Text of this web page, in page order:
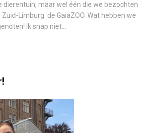
dierentuin, maar wel één die we bezochten
Limburg: de GaiaZOO. Wat hebben we
Ik snap niet...